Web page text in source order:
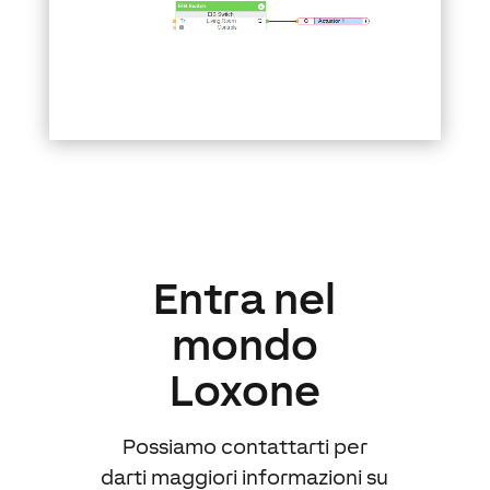
Entra nel
mondo
Loxone
Possiamo contattarti per
darti maggiori informazioni su